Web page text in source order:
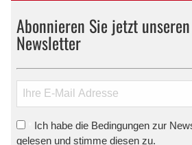
Abonnieren Sie jetzt
Newsletter
Ich habe die Bedingungen zur
gelesen und stimme diesen zu.